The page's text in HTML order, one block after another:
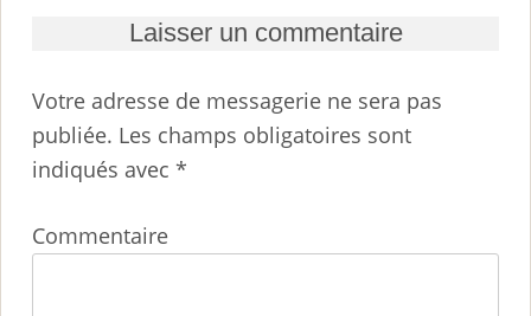
Laisser un commentaire
Votre adresse de messagerie ne sera pas
publiée. Les champs obligatoires sont
indiqués avec*
Commentaire